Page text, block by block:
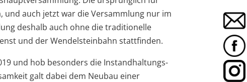
auch jetzt war die Versammlung nur im
deshalb auch ohne die traditionelle
und der Wendelsteinbahn stattfinden.
und hob besonders die Instandhaltungs-
galt dabei dem Neubau einer